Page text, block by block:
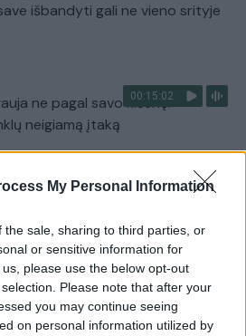
My Personal Information
the sale, sharing to third parties, or
or sensitive information for
please use the below opt-out
Please note that after your
you may continue seeing
on personal information utilized by
išbandyti gali ne vieno srityje
00:15:02
ne pagal savo kišenę:
neigiamą įtaką
jau dabar kai kur siekia